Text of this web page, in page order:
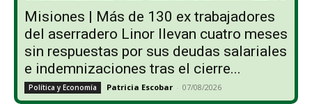
Misiones | Más de 130 ex trabajadores
del aserradero Linor llevan cuatro meses
sin respuestas por sus deudas salariales
e indemnizaciones tras el cierre...
Política y Economía Patricia Escobar - 07/08/2026